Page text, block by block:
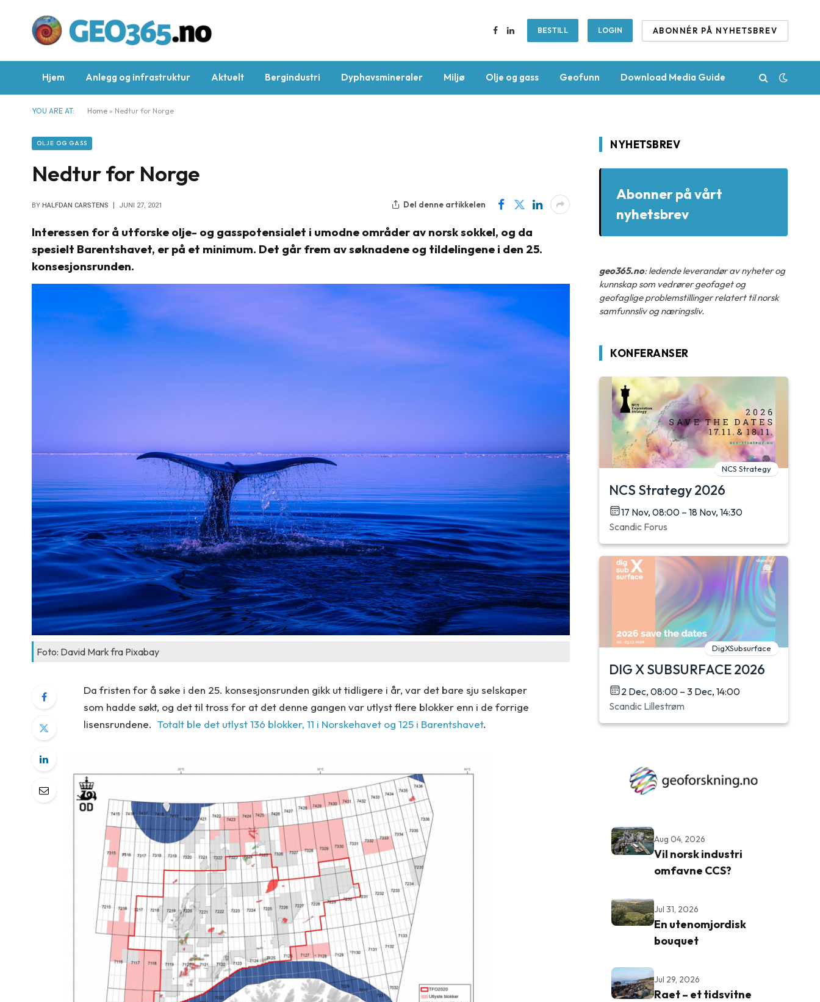
Facebook
LinkedInBESTILL LOGIN ABONNÉR PÅ NYHETSBREV
Hjem Anlegg og infrastruktur Aktuelt Bergindustri Dyphavsmineraler Miljø Olje og gass Geofunn Download Media Guide
YOU ARE AT: Home » Nedtur for Norge
OLJE OG GASS
Nedtur for Norge
BY HALFDAN CARSTENS JUNI 27, 2021 Del denne artikkelen
Interessen for å utforske olje- og gasspotensialet i umodne områder av norsk sokkel, og da
spesielt Barentshavet, er på et minimum. Det går frem av søknadene og tildelingene i den 25.
konsesjonsrunden.
Foto: David Mark fra Pixabay
Da fristen for å søke i den 25. konsesjonsrunden gikk ut tidligere i år, var det bare sju selskaper
som hadde søkt, og det til tross for at det denne gangen var utlyst flere blokker enn i de forrige
lisensrundene. Totalt ble det utlyst 136 blokker, 11 i Norskehavet og 125 i Barentshavet.
NYHETSBREV
Abonner på vårt
nyhetsbrev
geo365.no: ledende leverandør av nyheter og
kunnskap som vedrører geofaget og
geofaglige problemstillinger relatert til norsk
samfunnsliv og næringsliv.
KONFERANSER
NCS Strategy
NCS Strategy 2026
17 Nov, 08:00 – 18 Nov, 14:30
Scandic Forus
DigXSubsurface
DIG X SUBSURFACE 2026
2 Dec, 08:00 – 3 Dec, 14:00
Scandic Lillestrøm
Aug 04, 2026
Vil norsk industri
omfavne CCS?
Jul 31, 2026
En utenomjordisk
bouquet
Jul 29, 2026
Raet – et tidsvitne